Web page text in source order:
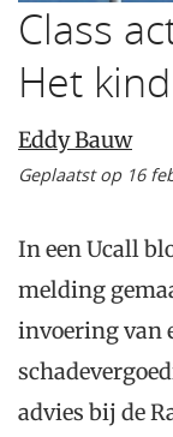
Class
Het
Eddy Bauw
Geplaatst op 16
In een Ucall
melding
invoering van
advies bij de